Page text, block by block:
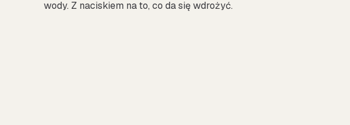
wody. Z naciskiem na to, co da się wdrożyć.